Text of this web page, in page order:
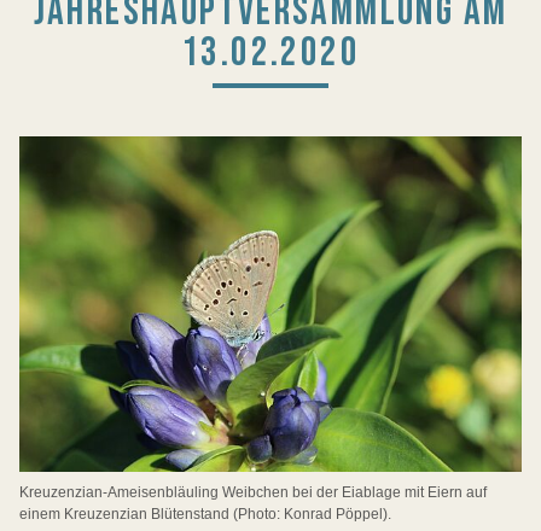
JAHRESHAUPTVERSAMMLUNG AM
13.02.2020
Kreuzenzian-Ameisenbläuling Weibchen bei der Eiablage mit Eiern auf
einem Kreuzenzian Blütenstand (Photo: Konrad Pöppel).